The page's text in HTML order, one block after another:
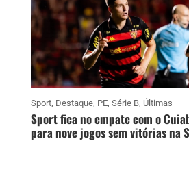
Sport, Destaque, PE, Série B, Últimas
Sport fica no empate com o
para nove jogos sem vitórias na